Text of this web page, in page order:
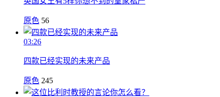
原色 56
03:26
四款已经实现的未来产品
原色 245